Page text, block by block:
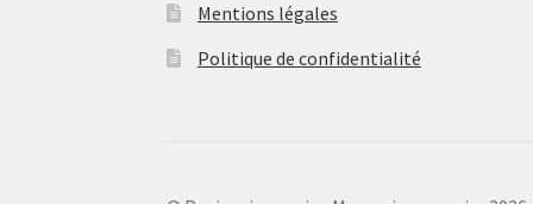
Mentions légales
Politique de confidentialité